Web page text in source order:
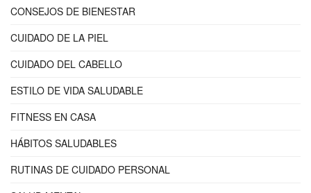
CONSEJOS DE BIENESTAR
CUIDADO DE LA PIEL
CUIDADO DEL CABELLO
ESTILO DE VIDA SALUDABLE
FITNESS EN CASA
HÁBITOS SALUDABLES
RUTINAS DE CUIDADO PERSONAL